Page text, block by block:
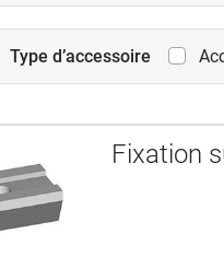
Type d’accessoire
Fixation